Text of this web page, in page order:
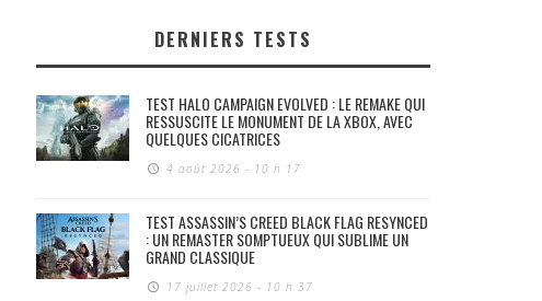
DERNIERS TESTS
TEST HALO CAMPAIGN EVOLVED : LE REMAKE QUI
RESSUSCITE LE MONUMENT DE LA XBOX, AVEC
QUELQUES CICATRICES
4 août 2026 - 10 h 17
TEST ASSASSIN’S CREED BLACK FLAG RESYNCED
: UN REMASTER SOMPTUEUX QUI SUBLIME UN
GRAND CLASSIQUE
17 juillet 2026 - 10 h 37